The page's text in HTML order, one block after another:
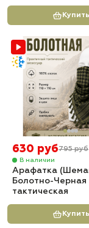
Купить
630 руб795 руб
В наличии
Арафатка
Болотно-Черная
тактическая
Купить